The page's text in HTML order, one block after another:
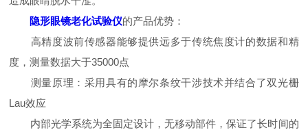
隐形眼镜老化试验仪的产品优势：
高精度波前传感器能够提供远多于传统焦度计的数据和精
度，测量数据大于35000点
测量原理：采用具有的摩尔条纹干涉技术并结合了双光栅
Lau效应
内部光学系统为全固定设计，无移动部件，保证了长时间的